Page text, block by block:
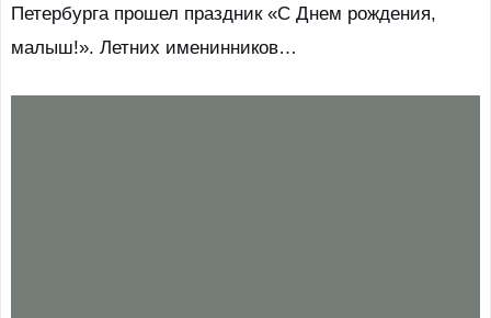
Петербурга прошел праздник «С Днем рождения,
малыш!». Летних именинников…